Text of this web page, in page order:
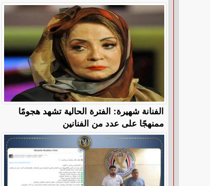
الفنانة شهيرة: الفترة الحالية تشهد هجومًا
ممنهجًا على عدد من الفنانين